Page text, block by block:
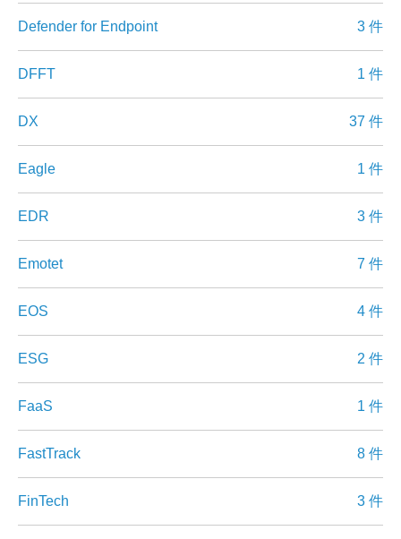
Defender for Endpoint 3 件
DFFT 1 件
DX 37 件
Eagle 1 件
EDR 3 件
Emotet 7 件
EOS 4 件
ESG 2 件
FaaS 1 件
FastTrack 8 件
FinTech 3 件